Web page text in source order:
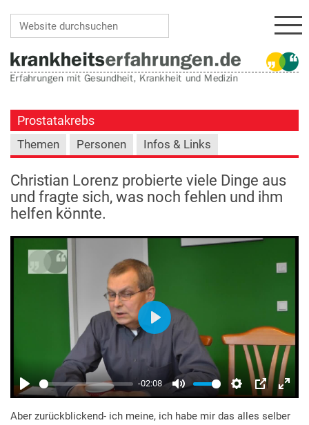
Prostatakrebs
Themen Personen Infos & Links
Christian Lorenz probierte viele Dinge aus
und fragte sich, was noch fehlen und ihm
helfen könnte.
Aber zurückblickend- ich meine, ich habe mir das alles selber